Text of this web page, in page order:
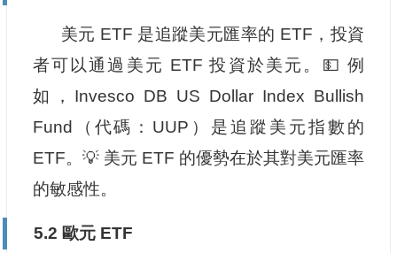
美元 ETF 是追蹤美元匯率的 ETF，投資
者可以通過美元 ETF 投資於美元。💵 例
如，Invesco DB US Dollar Index Bullish
Fund（代碼：UUP）是追蹤美元指數的
ETF。💡 美元 ETF 的優勢在於其對美元匯率
的敏感性。
5.2 歐元 ETF